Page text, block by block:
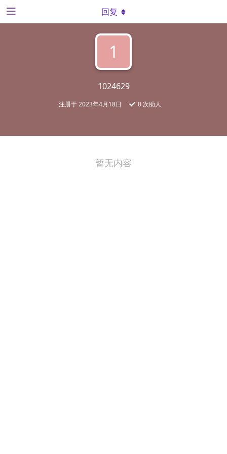
1
1024629
注册于2023年4月18日 0次助人
回复
暂无内容